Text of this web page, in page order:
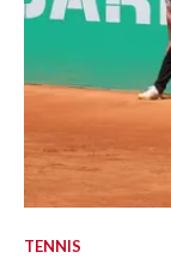
TENNIS